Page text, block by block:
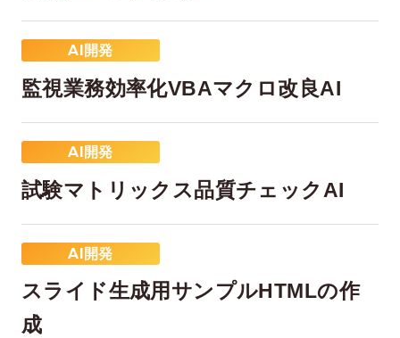
AI開発
監視業務効率化VBAマクロ改良AI
AI開発
試験マトリックス品質チェックAI
AI開発
スライド生成用サンプルHTMLの作
成